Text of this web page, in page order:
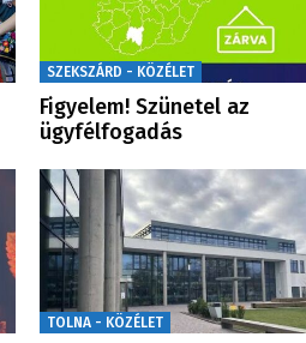
SZEKSZÁRD - KÖZÉLET
Figyelem! Szünetel az
ügyfélfogadás
TOLNA - KÖZÉLET